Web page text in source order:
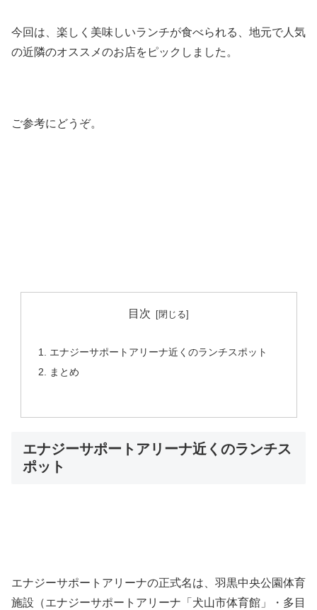
今回は、楽しく美味しいランチが食べられる、地元で人気
の近隣のオススメのお店をピックしました。
ご参考にどうぞ。
目次
エナジーサポートアリーナ近くのランチスポット
まとめ
エナジーサポートアリーナ近くのランチス
ポット
エナジーサポートアリーナの正式名は、羽黒中央公園体育
施設（エナジーサポートアリーナ「犬山市体育館」・多目